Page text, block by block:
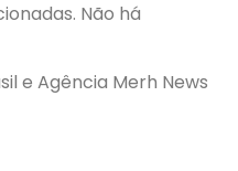
Não há
e Agência Merh News